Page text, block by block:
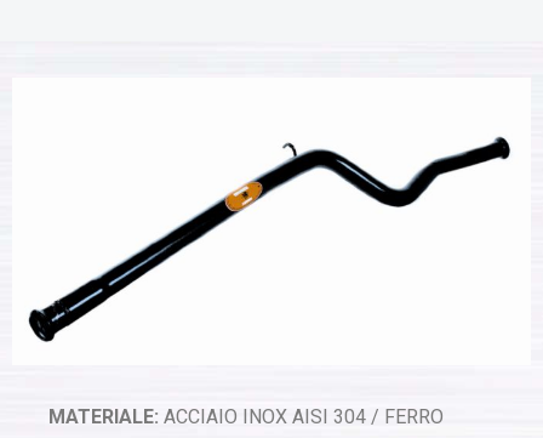
MATERIALE: ACCIAIO INOX AISI 304 / FERRO